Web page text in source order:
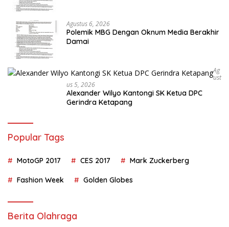
Agustus 6, 2026
Polemik MBG Dengan Oknum Media Berakhir
Damai
Ag
Ust
Us 5, 2026
Alexander Wilyo Kantongi SK Ketua DPC
Gerindra Ketapang
Popular Tags
MotoGP 2017 CES 2017 Mark Zuckerberg
Fashion Week Golden Globes
Berita Olahraga